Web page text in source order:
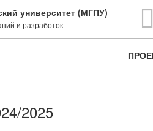
университет (МГПУ)
и разработок
2025